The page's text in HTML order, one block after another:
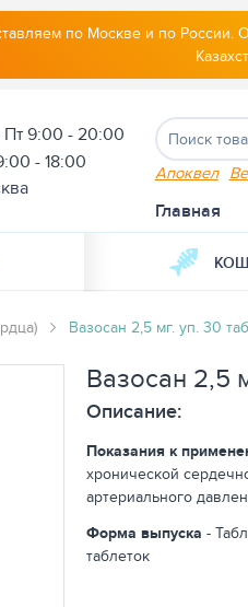
по Москве и по России.
9:00 - 20:00
- 18:00
Апоквел
Главная
Вазосан 2,5 мг. уп. 30 таб
Вазосан 2,5
Описание:
Показания к
хронической
артериального
Форма выпуска -
таблеток